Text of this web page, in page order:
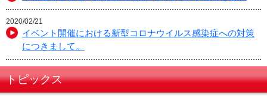
2020/02/21
イベント開催における新型コロナウイルス感染症への対策
につきまして。
トピックス